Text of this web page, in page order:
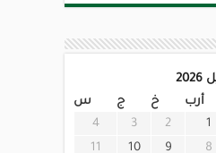
أرب خ ج
س
1
2
3
4
8
9
10
11